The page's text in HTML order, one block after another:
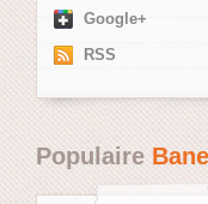
Google+
RSS
Populaire